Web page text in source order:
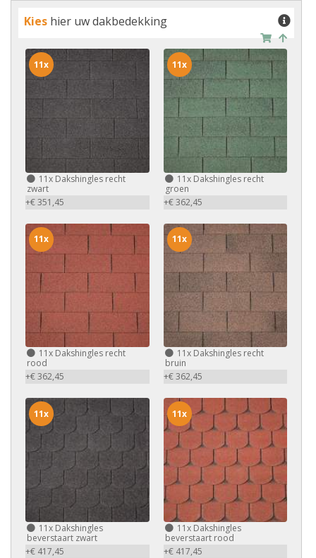
Kies hier uw dakbedekking
11x Dakshingles recht
zwart
+€ 351,45
11x
11xDakshingles recht
groen
+€ 362,45
11x
11x Dakshingles recht
rood
+€ 362,45
11x
11xDakshingles recht
bruin
+€ 362,45
11x
11x Dakshingles
beverstaart zwart
+€ 417,45
11x
11xDakshingles
beverstaart rood
+€ 417,45
11x